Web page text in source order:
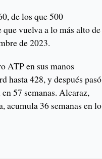
de los que 500
vuelva a lo más alto de
de 2023.
ATP en sus manos
hasta 428, y después pasó
57 semanas. Alcaraz,
acumula 36 semanas en lo